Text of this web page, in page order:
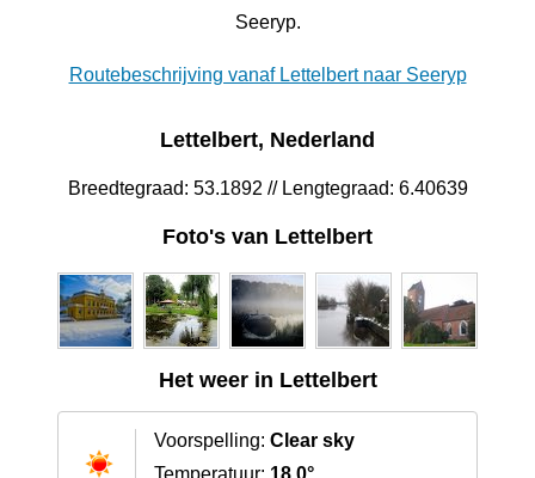
Seeryp.
Routebeschrijving vanaf Lettelbert naar Seeryp
Lettelbert, Nederland
Breedtegraad: 53.1892 // Lengtegraad: 6.40639
Foto's van Lettelbert
Het weer in Lettelbert
Voorspelling: Clear sky